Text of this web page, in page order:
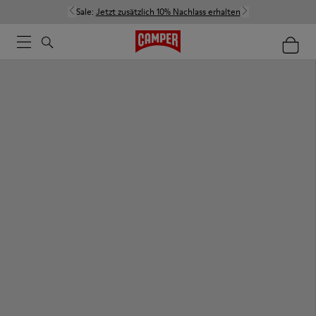
Sale: Jetzt zusätzlich 10% Nachlass erhalten